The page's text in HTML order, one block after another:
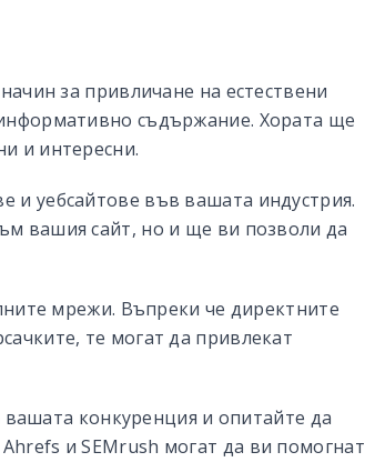
за привличане на естествени
съдържание. Хората ще
и интересни.
и уебсайтове във вашата индустрия.
вашия сайт, но и ще ви позволи да
мрежи. Въпреки че директните
те могат да привлекат
конкуренция и опитайте да
и SEMrush могат да ви помогнат